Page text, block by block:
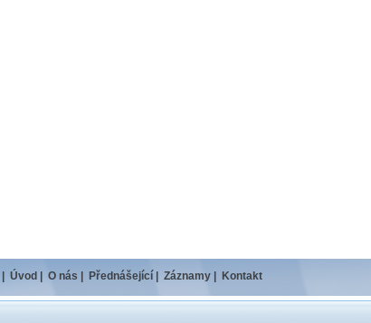
Úvod O nás Přednášející Záznamy Kontakt